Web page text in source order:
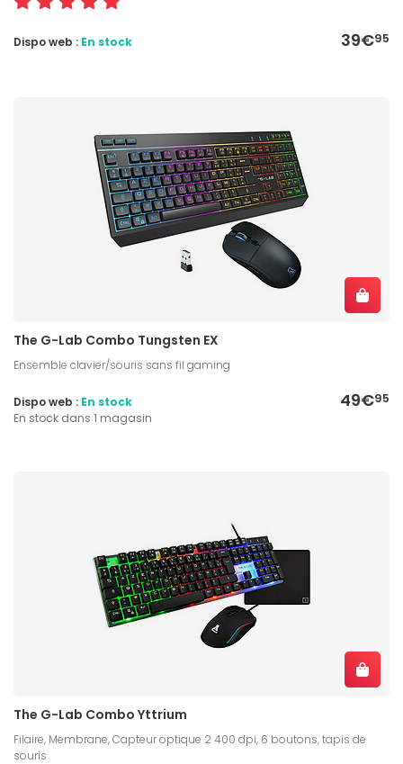
39€95
Dispo web : En stock
The G-Lab Combo Tungsten EX
Ensemble clavier/souris sans fil gaming
49€95
Dispo web : En stock
En stock dans 1 magasin
The G-Lab Combo Yttrium
Filaire, Membrane, Capteur optique 2 400 dpi, 6 boutons, tapis de
souris